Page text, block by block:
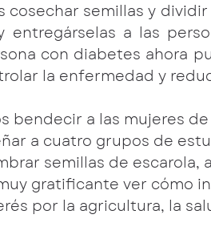
cosechar semillas y
entregárselas a las
con diabetes ahora
la enfermedad y
bendecir a las mujeres de
a cuatro grupos de
semillas de escarola,
gratificante ver cómo
por la agricultura, la